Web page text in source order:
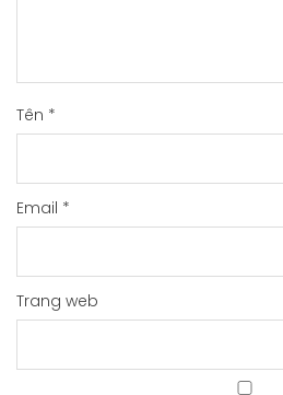
Tên *
Email *
Trang web